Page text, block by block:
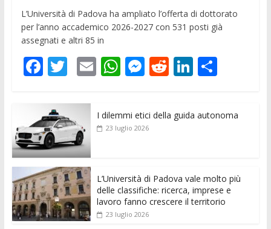
L’Università di Padova ha ampliato l’offerta di dottorato
per l’anno accademico 2026-2027 con 531 posti già
assegnati e altri 85 in
F
e
b
o
o
k
T
itt
er
E
ai
l
W
s
p
M
ss
e
er
R
di
Li
e
C
di
I dilemmi etici della guida autonoma
23 luglio 2026
L’Università di Padova vale molto più
delle classifiche: ricerca, imprese e
lavoro fanno crescere il territorio
23 luglio 2026